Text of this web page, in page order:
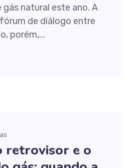
gás natural este ano. A
de diálogo entre
porém,...
retrovisor e o